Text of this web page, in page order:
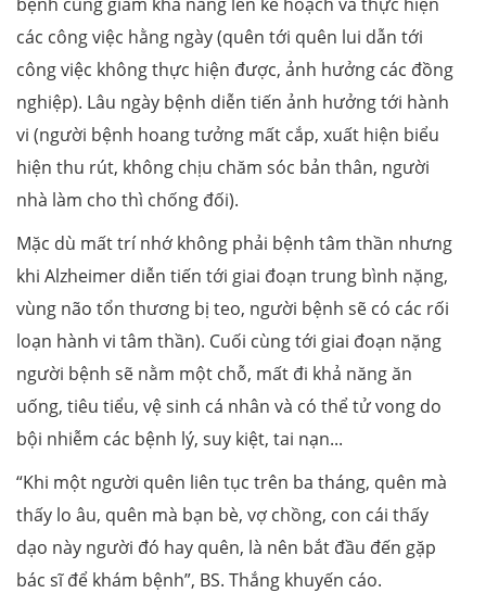
các công việc hằng ngày (quên tới quên lui dẫn tới
công việc không thực hiện được, ảnh hưởng các đồng
nghiệp). Lâu ngày bệnh diễn tiến ảnh hưởng tới hành
vi (người bệnh hoang tưởng mất cắp, xuất hiện biểu
hiện thu rút, không chịu chăm sóc bản thân, người
nhà làm cho thì chống đối).
Mặc dù mất trí nhớ không phải bệnh tâm thần nhưng
khi Alzheimer diễn tiến tới giai đoạn trung bình nặng,
vùng não tổn thương bị teo, người bệnh sẽ có các rối
loạn hành vi tâm thần). Cuối cùng tới giai đoạn nặng
người bệnh sẽ nằm một chỗ, mất đi khả năng ăn
uống, tiêu tiểu, vệ sinh cá nhân và có thể tử vong do
bội nhiễm các bệnh lý, suy kiệt, tai nạn...
“Khi một người quên liên tục trên ba tháng, quên mà
thấy lo âu, quên mà bạn bè, vợ chồng, con cái thấy
dạo này người đó hay quên, là nên bắt đầu đến gặp
bác sĩ để khám bệnh”, BS. Thắng khuyến cáo.